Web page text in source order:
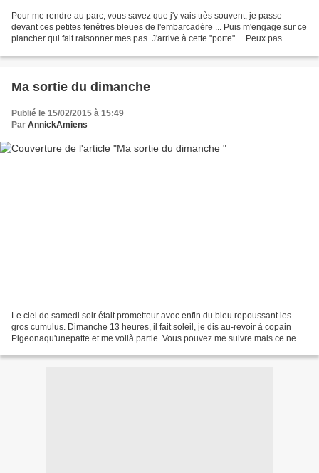
Pour me rendre au parc, vous savez que j'y vais très souvent, je passe
devant ces petites fenêtres bleues de l'embarcadère ... Puis m'engage sur ce
plancher qui fait raisonner mes pas. J'arrive à cette "porte" ... Peux pas
Ma sortie du dimanche
Publié le 15/02/2015 à 15:49
Par AnnickAmiens
Le ciel de samedi soir était prometteur avec enfin du bleu repoussant les
gros cumulus. Dimanche 13 heures, il fait soleil, je dis au-revoir à copain
Pigeonaqu'unepatte et me voilà partie. Vous pouvez me suivre mais ce ne